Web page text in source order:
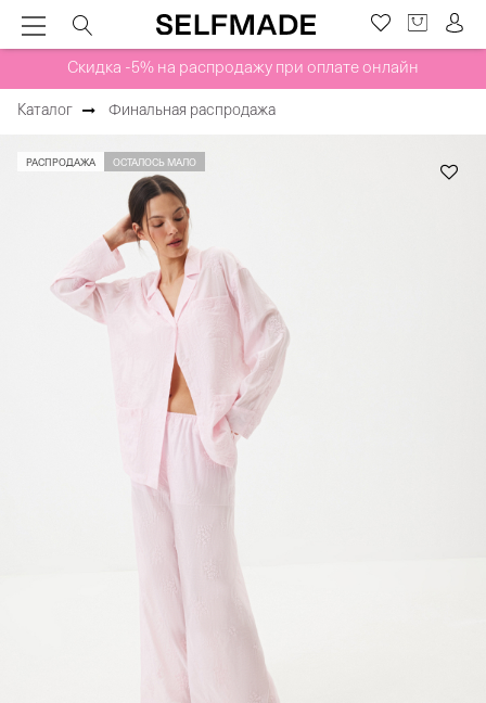
Скидка -5% на распродажу при оплате онлайн
Каталог Финальная распродажа
РАСПРОДАЖА ОСТАЛОСЬ МАЛО